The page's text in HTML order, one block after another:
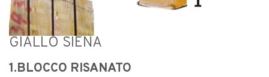
GIALLO SIENA
1.BLOCCO RISANATO